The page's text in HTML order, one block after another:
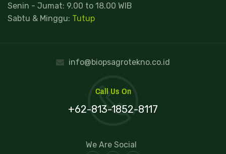
Senin - Jumat: 9.00 to 18.00 WIB
Sabtu & Minggu: Tutup
info@biopsagrotekno.co.id
Call Us On
+62-813-1852-8117
We Are Social